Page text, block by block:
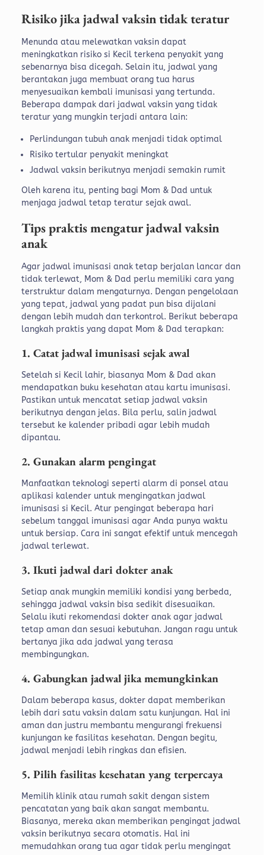
Risiko jika jadwal vaksin tidak teratur
Menunda atau melewatkan vaksin dapat
meningkatkan risiko si Kecil terkena penyakit yang
sebenarnya bisa dicegah. Selain itu, jadwal yang
berantakan juga membuat orang tua harus
menyesuaikan kembali imunisasi yang tertunda.
Beberapa dampak dari jadwal vaksin yang tidak
teratur yang mungkin terjadi antara lain:
Perlindungan tubuh anak menjadi tidak optimal
Risiko tertular penyakit meningkat
Jadwal vaksin berikutnya menjadi semakin rumit
Oleh karena itu, penting bagi Mom & Dad untuk
menjaga jadwal tetap teratur sejak awal.
Tips praktis mengatur jadwal vaksin
anak
Agar jadwal imunisasi anak tetap berjalan lancar dan
tidak terlewat, Mom & Dad perlu memiliki cara yang
terstruktur dalam mengaturnya. Dengan pengelolaan
yang tepat, jadwal yang padat pun bisa dijalani
dengan lebih mudah dan terkontrol. Berikut beberapa
langkah praktis yang dapat Mom & Dad terapkan:
1. Catat jadwal imunisasi sejak awal
Setelah si Kecil lahir, biasanya Mom & Dad akan
mendapatkan buku kesehatan atau kartu imunisasi.
Pastikan untuk mencatat setiap jadwal vaksin
berikutnya dengan jelas. Bila perlu, salin jadwal
tersebut ke kalender pribadi agar lebih mudah
dipantau.
2. Gunakan alarm pengingat
Manfaatkan teknologi seperti alarm di ponsel atau
aplikasi kalender untuk mengingatkan jadwal
imunisasi si Kecil. Atur pengingat beberapa hari
sebelum tanggal imunisasi agar Anda punya waktu
untuk bersiap. Cara ini sangat efektif untuk mencegah
jadwal terlewat.
3. Ikuti jadwal dari dokter anak
Setiap anak mungkin memiliki kondisi yang berbeda,
sehingga jadwal vaksin bisa sedikit disesuaikan.
Selalu ikuti rekomendasi dokter anak agar jadwal
tetap aman dan sesuai kebutuhan. Jangan ragu untuk
bertanya jika ada jadwal yang terasa
membingungkan.
4. Gabungkan jadwal jika memungkinkan
Dalam beberapa kasus, dokter dapat memberikan
lebih dari satu vaksin dalam satu kunjungan. Hal ini
aman dan justru membantu mengurangi frekuensi
kunjungan ke fasilitas kesehatan. Dengan begitu,
jadwal menjadi lebih ringkas dan efisien.
5. Pilih fasilitas kesehatan yang terpercaya
Memilih klinik atau rumah sakit dengan sistem
pencatatan yang baik akan sangat membantu.
Biasanya, mereka akan memberikan pengingat jadwal
vaksin berikutnya secara otomatis. Hal ini
memudahkan orang tua agar tidak perlu mengingat